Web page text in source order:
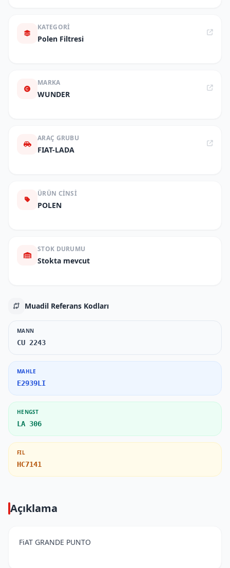
KATEGORI
Polen Filtresi
MARKA
WUNDER
ARAÇ GRUBU
FIAT-LADA
ÜRÜN CINSI
POLEN
STOK DURUMU
Stokta mevcut
Muadil Referans Kodları
MANN
CU 2243
MAHLE
E2939LI
HENGST
LA 306
FIL
HC7141
Açıklama
FiAT GRANDE PUNTO